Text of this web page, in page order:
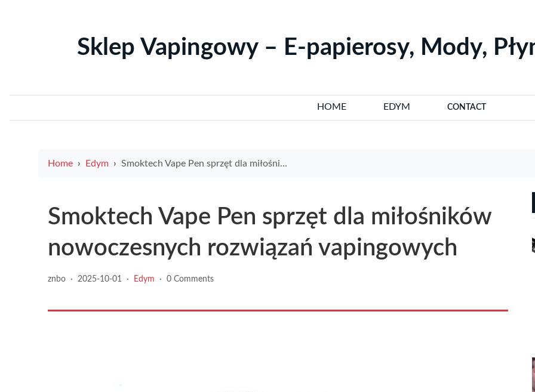
Sklep Vapingowy – E-papierosy, Mody,
HOME EDYM CONTACT
Home Edym Smoktech Vape Pen sprzęt dla miłośników nowoczesnych rozwiązań vapingowych
Smoktech Vape Pen sprzęt dla miłośników
nowoczesnych rozwiązań vapingowych
znbo · 2025-10-01 · Edym · 0 Comments